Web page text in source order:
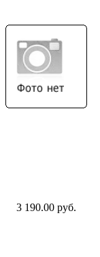
3 190.00 руб.